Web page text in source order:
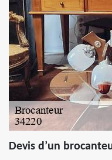
Devis d’un